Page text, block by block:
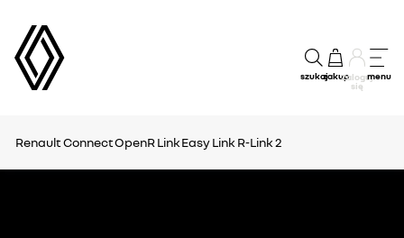
szukajzakupZaloguj
się
menu
Renault ConnectOpenR LinkEasy Link R-Link 2